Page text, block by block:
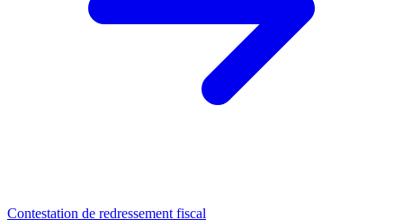
Contestation de redressement fiscal